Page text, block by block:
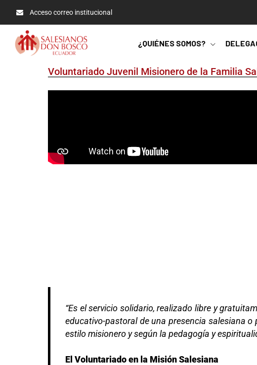
Acceso correo institucional
¿QUIÉNES SOMOS?
Voluntariado Juvenil Misionero de la Familia
“Es el servicio solidario, realizado libre y
educativo-pastoral de una presencia salesiana
estilo misionero y según la pedagogía y
El Voluntariado en la Misión Salesiana